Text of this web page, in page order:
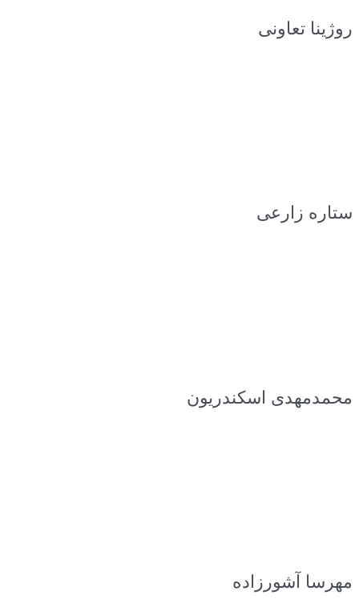
روژینا تعاونی
ستاره زارعی
محمدمهدی اسکندریون
مهرسا آشورزاده